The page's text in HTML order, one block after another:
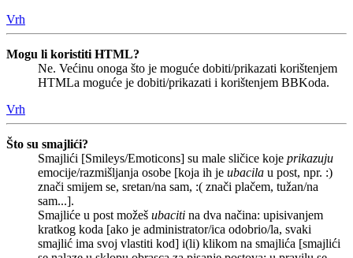
Vrh
Mogu li koristiti HTML?
Ne. Većinu onoga što je moguće dobiti/prikazati korištenjem
HTMLa moguće je dobiti/prikazati i korištenjem BBKoda.
Vrh
Što su smajlići?
Smajlići [Smileys/Emoticons] su male sličice koje prikazuju
emocije/razmišljanja osobe [koja ih je ubacila u post, npr. :)
znači smijem se, sretan/na sam, :( znači plačem, tužan/na
sam...].
Smajliće u post možeš ubaciti na dva načina: upisivanjem
kratkog koda [ako je administrator/ica odobrio/la, svaki
smajlić ima svoj vlastiti kod] i(li) klikom na smajlića [smajlići